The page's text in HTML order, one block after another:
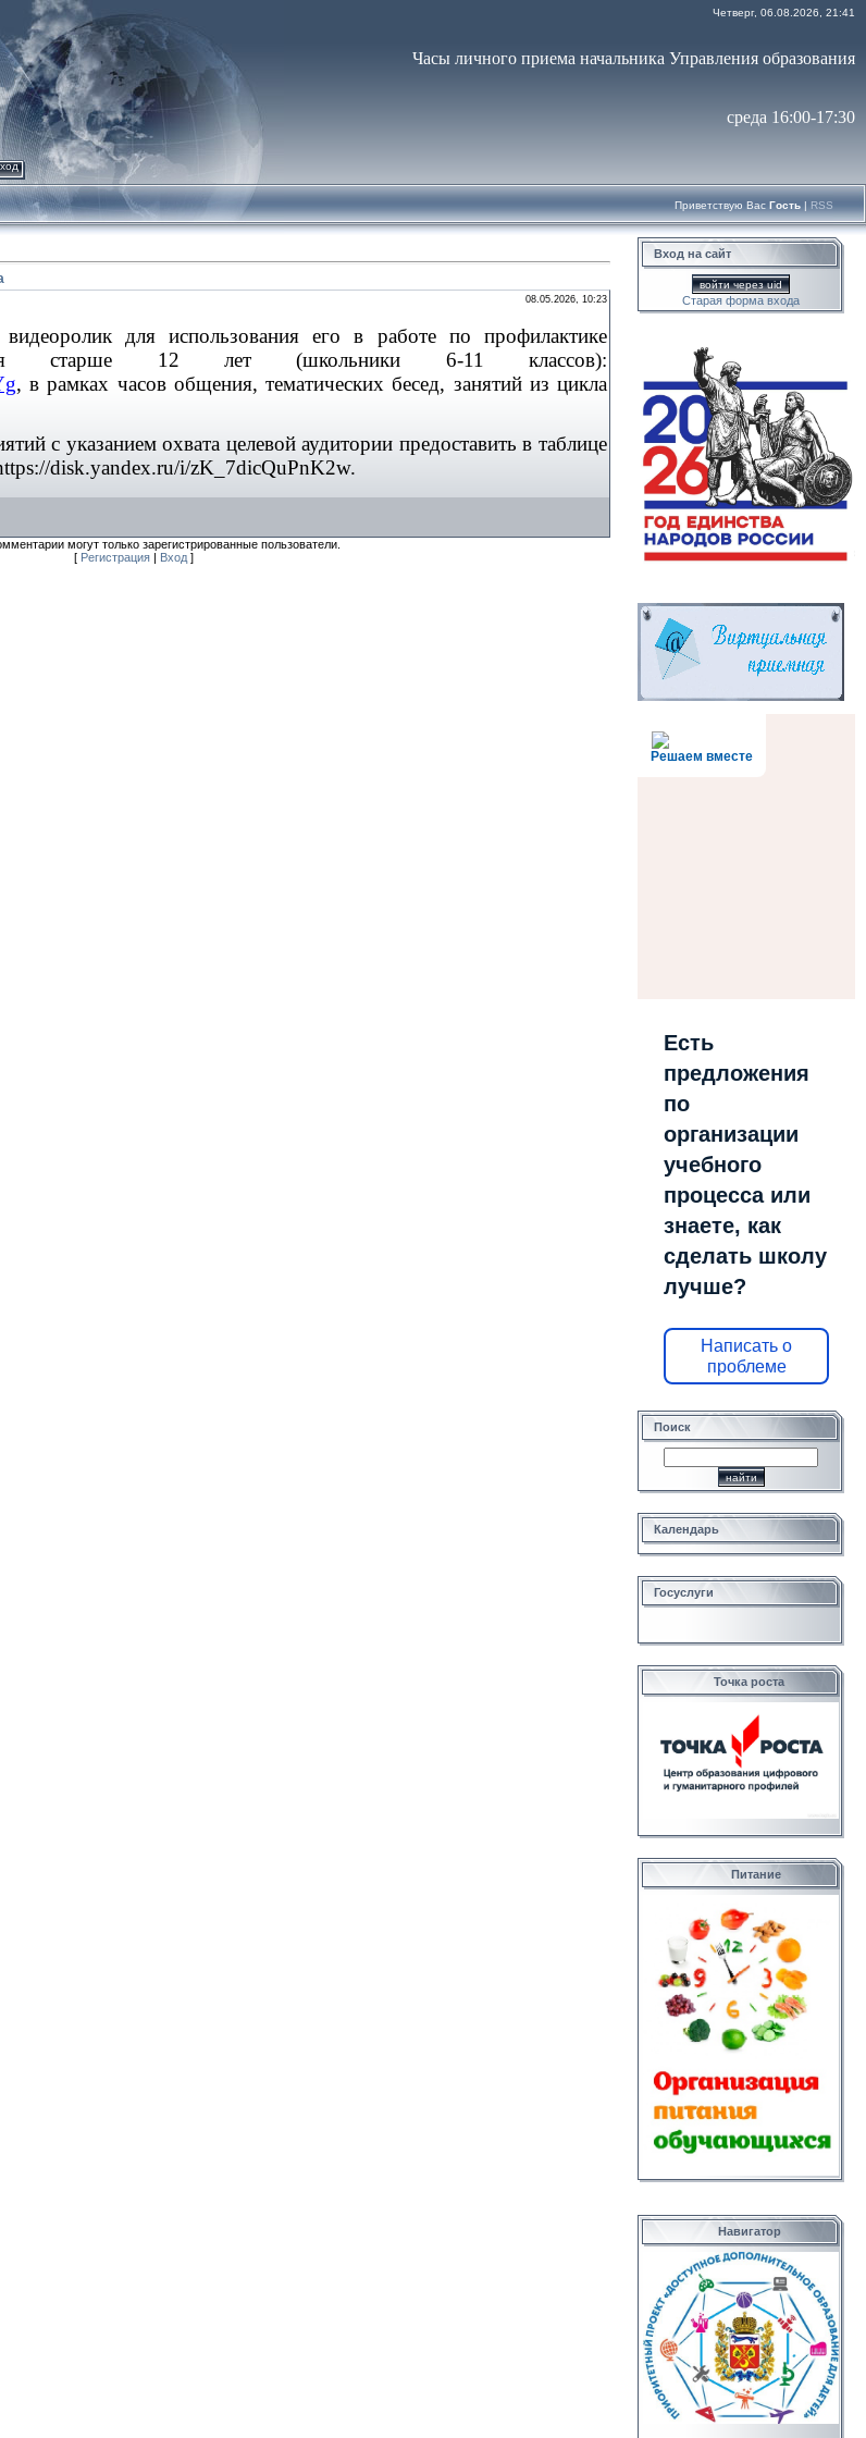
Четверг, 06.08.2026, 21:41
Часы личного приема начальника Управления образования
среда 16:00-17:30
Приветствую Вас Гость | RSS
08.05.2026, 10:23
для использования его в работе по профилактике
старше 12 лет (школьники 6-11 классов):
, в рамках часов общения, тематических бесед, занятий из цикла
с указанием охвата целевой аудитории предоставить в таблице
disk.yandex.ru/i/zK_7dicQuPnK2w.
могут только зарегистрированные пользователи.
[ Регистрация | Вход ]
Вход на сайт
войти через uid
Старая форма входа
Решаем вместе
Есть
предложения
по
организации
учебного
процесса или
знаете, как
сделать школу
лучше?
Написать о
проблеме
Поиск
Календарь
Госуслуги
Точка роста
Питание
Навигатор